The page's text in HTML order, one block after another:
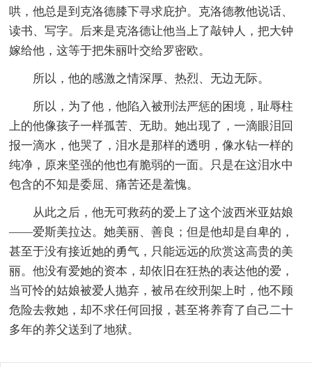
哄，他总是到克洛德膝下寻求庇护。克洛德教他说话、
读书、写字。后来是克洛德让他当上了敲钟人，把大钟
嫁给他，这等于把朱丽叶交给罗密欧。
所以，他的感激之情深厚、热烈、无边无际。
所以，为了他，他陷入被刑法严惩的困境，耻辱柱
上的他像孩子一样孤苦、无助。她出现了，一滴眼泪回
报一滴水，他哭了，泪水是那样的透明，像水钻一样的
纯净，原来坚强的他也有脆弱的一面。只是在这泪水中
包含的不知是委屈、痛苦还是羞愧。
从此之后，他无可救药的爱上了这个波西米亚姑娘
——爱斯美拉达。她美丽、善良；但是他却是自卑的，
甚至于没有接近她的勇气，只能远远的欣赏这高贵的美
丽。他没有爱她的资本，却依旧在狂热的表达他的爱，
当可怜的姑娘被爱人抛弃，被吊在绞刑架上时，他不顾
危险去救她，却不求任何回报，甚至将养育了自己二十
多年的养父送到了地狱。